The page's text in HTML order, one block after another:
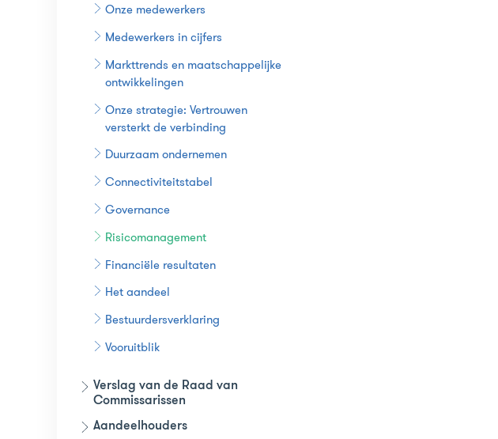
Onze medewerkers
Medewerkers in cijfers
Markttrends en maatschappelijke
ontwikkelingen
Onze strategie: Vertrouwen
versterkt de verbinding
Duurzaam ondernemen
Connectiviteitstabel
Governance
Risicomanagement
Financiële resultaten
Het aandeel
Bestuurdersverklaring
Vooruitblik
Verslag van de Raad van
Commissarissen
Aandeelhouders